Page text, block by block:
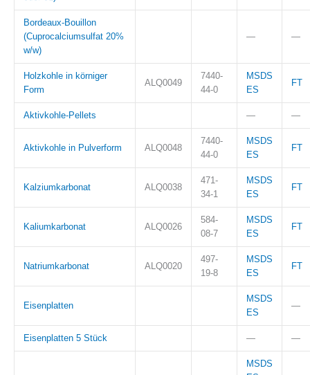
Bordeaux-Bouillon
(Cuprocalciumsulfat 20%
w/w)
— —
Holzkohle in körniger
Form
ALQ0049
7440-
44-0
MSDS
ES
FT
Aktivkohle-Pellets — —
Aktivkohle in Pulverform ALQ0048
7440-
44-0
MSDS
ES
FT
Kalziumkarbonat ALQ0038
471-
34-1
MSDS
ES
FT
Kaliumkarbonat ALQ0026
584-
08-7
MSDS
ES
FT
Natriumkarbonat ALQ0020
497-
19-8
MSDS
ES
FT
Eisenplatten
MSDS
ES
—
Eisenplatten 5 Stück — —
MSDS